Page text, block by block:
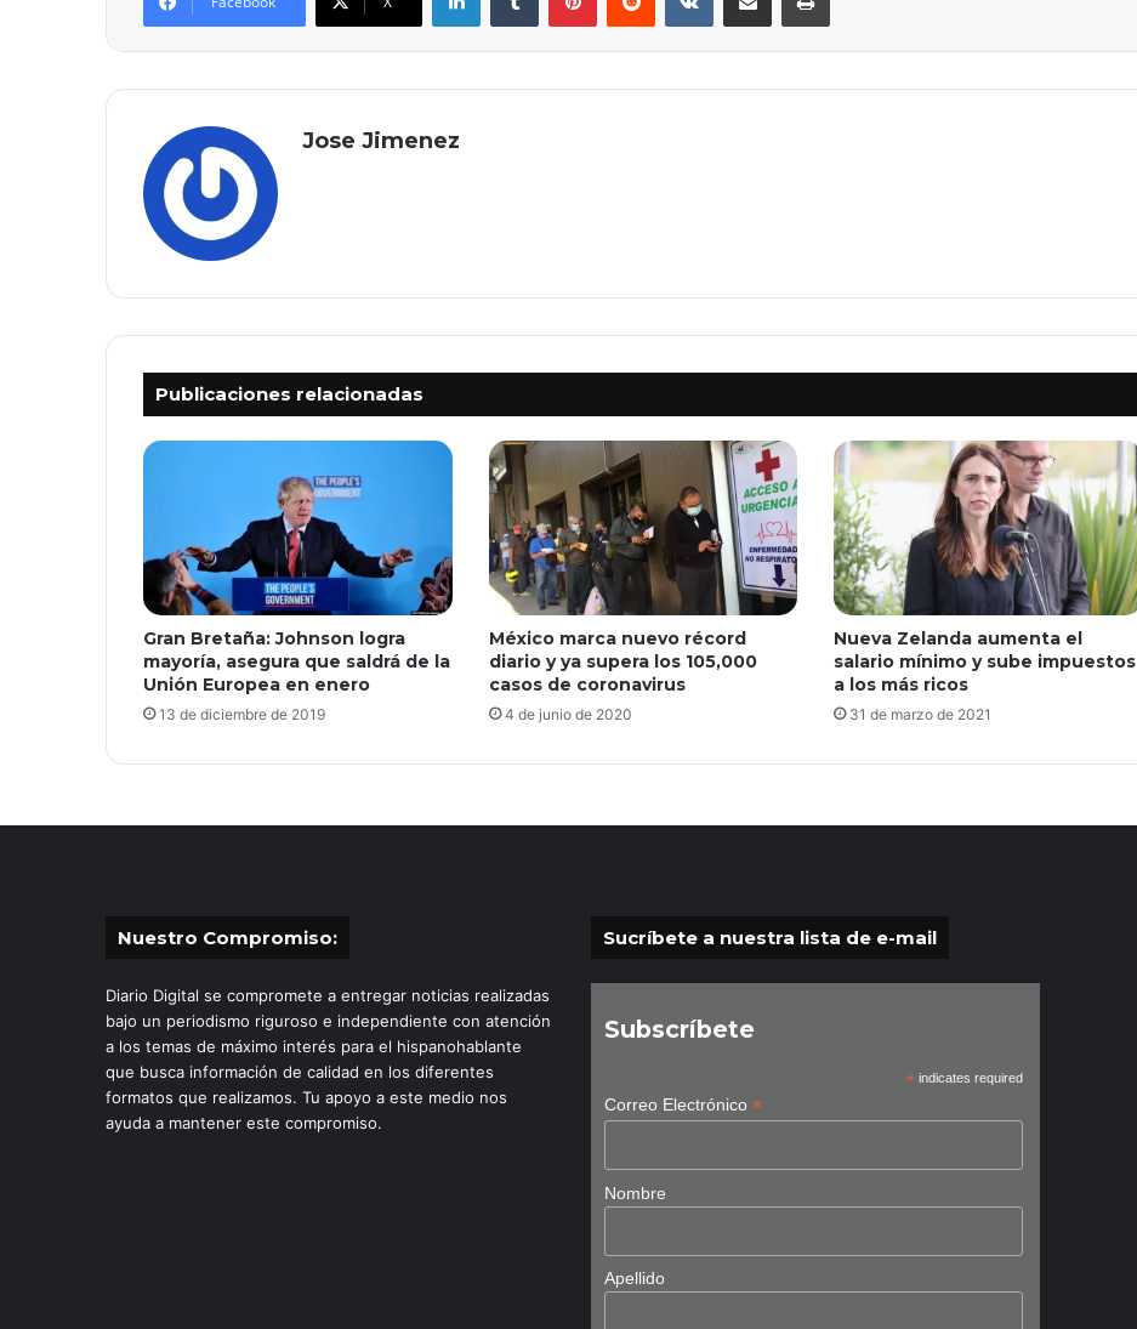
Jose Jimenez
Publicaciones relacionadas
Gran Bretaña: Johnson logra
mayoría, asegura que saldrá de la
Unión Europea en enero
13 de diciembre de 2019
México marca nuevo récord
diario y ya supera los 105,000
casos de coronavirus
4 de junio de 2020
Nueva Zelanda aumenta el
salario mínimo y sube impuestos
a los más ricos
31 de marzo de 2021
Nuestro Compromiso:
Diario Digital se compromete a entregar noticias realizadas
bajo un periodismo riguroso e independiente con atención
a los temas de máximo interés para el hispanohablante
que busca información de calidad en los diferentes
formatos que realizamos. Tu apoyo a este medio nos
ayuda a mantener este compromiso.
Sucríbete a nuestra lista de e-mail
Subscríbete
* indicates required
Correo Electrónico*
Nombre
Apellido